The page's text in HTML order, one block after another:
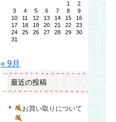
1
2
3
4 5 6 7 8
9
10
11 12 13 14 15
16
17
18 19 20 21 22
23
24
25 26 27 28 29
30
31
« 9月
最近の投稿
お買い取りについて